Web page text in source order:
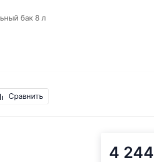
бак 8 л
Сравнить
4 244